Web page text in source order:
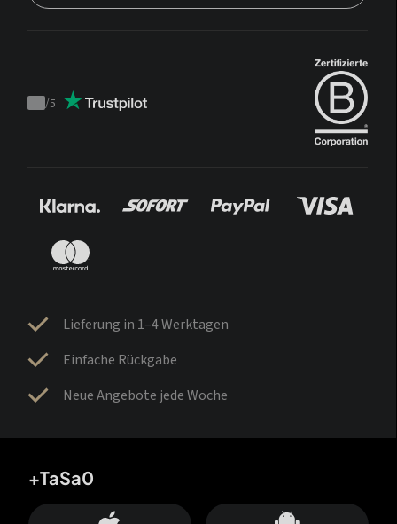
Trustpilot
/5
Lieferung in 1–4 Werktagen
Einfache Rückgabe
Neue Angebote jede Woche
+TaSa0